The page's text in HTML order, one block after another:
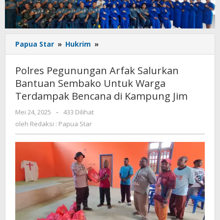
Papua Star » Hukrim »
Pegunungan
Salurkan
Bantuan
Sembako
Bencana
Kampung
Jim
Polres Pegunungan Arfak Salurkan
Bantuan Sembako Untuk Warga
Terdampak Bencana di Kampung Jim
Mei 24, 2025
oleh
Redaksi
Star
-
433 Dilihat
oleh Redaksi : Papua Star